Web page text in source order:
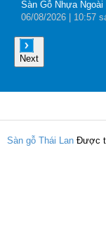
Sàn Gỗ Nhựa
06/08/2026 | 10:57
Next
Sàn gỗ Thái Lan Được